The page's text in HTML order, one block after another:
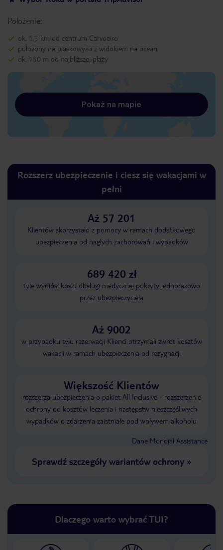
Położenie:
ok. 1,3 km od centrum Carvoeiro
położony na płaskowyżu z widokiem na ocean
ok. 150 m od najbliższej plaży
Pokaż na mapie
Rozszerz ubezpieczenie i ciesz się wakacjami w
pełni
Aż 57 201
Klientów skorzystało z pomocy w ramach dodatkowego
ubezpieczenia od nagłych zachorowań i wypadków
689 420 zł
tyle wyniósł koszt obsługi medycznej pokryty jednorazowo
przez ubezpieczyciela
Aż 9002
w przypadku tylu rezerwacji Klienci otrzymali zwrot kosztów
wakacji w ramach ubezpieczenia od rezygnacji
Większość Klientów
rozszerza ubezpieczenia o pakiet All Inclusive - rozszerzenie
ochrony od kosztów leczenia i następstw nieszczęśliwych
wypadków o zdarzenia zaistniałe pod wpływem alkoholu
Dane Mondial Assistance
Sprawdź szczegóły wariantów ochrony»
Dlaczego warto wybrać TUI?